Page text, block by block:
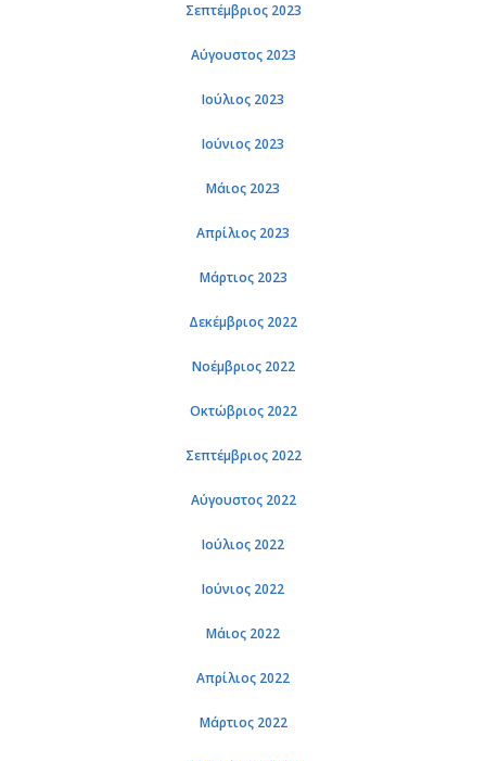
Σεπτέμβριος 2023
Αύγουστος 2023
Ιούλιος 2023
Ιούνιος 2023
Μάιος 2023
Απρίλιος 2023
Μάρτιος 2023
Δεκέμβριος 2022
Νοέμβριος 2022
Οκτώβριος 2022
Σεπτέμβριος 2022
Αύγουστος 2022
Ιούλιος 2022
Ιούνιος 2022
Μάιος 2022
Απρίλιος 2022
Μάρτιος 2022